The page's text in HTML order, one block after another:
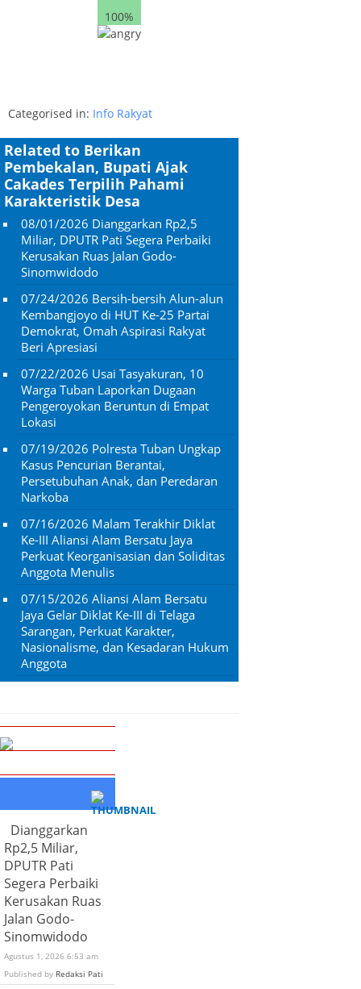
100%
Categorised in: Info Rakyat
Related to Berikan
Pembekalan, Bupati Ajak
Cakades Terpilih Pahami
Karakteristik Desa
08/01/2026 Dianggarkan Rp2,5
Miliar, DPUTR Pati Segera Perbaiki
Kerusakan Ruas Jalan Godo-
Sinomwidodo
07/24/2026 Bersih-bersih Alun-alun
Kembangjoyo di HUT Ke-25 Partai
Demokrat, Omah Aspirasi Rakyat
Beri Apresiasi
07/22/2026 Usai Tasyakuran, 10
Warga Tuban Laporkan Dugaan
Pengeroyokan Beruntun di Empat
Lokasi
07/19/2026 Polresta Tuban Ungkap
Kasus Pencurian Berantai,
Persetubuhan Anak, dan Peredaran
Narkoba
07/16/2026 Malam Terakhir Diklat
Ke-III Aliansi Alam Bersatu Jaya
Perkuat Keorganisasian dan Soliditas
Anggota Menulis
07/15/2026 Aliansi Alam Bersatu
Jaya Gelar Diklat Ke-III di Telaga
Sarangan, Perkuat Karakter,
Nasionalisme, dan Kesadaran Hukum
Anggota
Dianggarkan
Rp2,5 Miliar,
DPUTR Pati
Segera Perbaiki
Kerusakan Ruas
Jalan Godo-
Sinomwidodo
Agustus 1, 2026 6:53 am
Published by Redaksi Pati